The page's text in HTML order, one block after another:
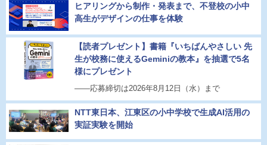
ヒアリングから制作・発表まで、不登校の小中
高生がデザインの仕事を体験
【読者プレゼント】書籍『いちばんやさしい 先
生が校務に使えるGeminiの教本』を抽選で5名
様にプレゼント
――応募締切は2026年8月12日（水）まで
NTT東日本、江東区の小中学校で生成AI活用の
実証実験を開始